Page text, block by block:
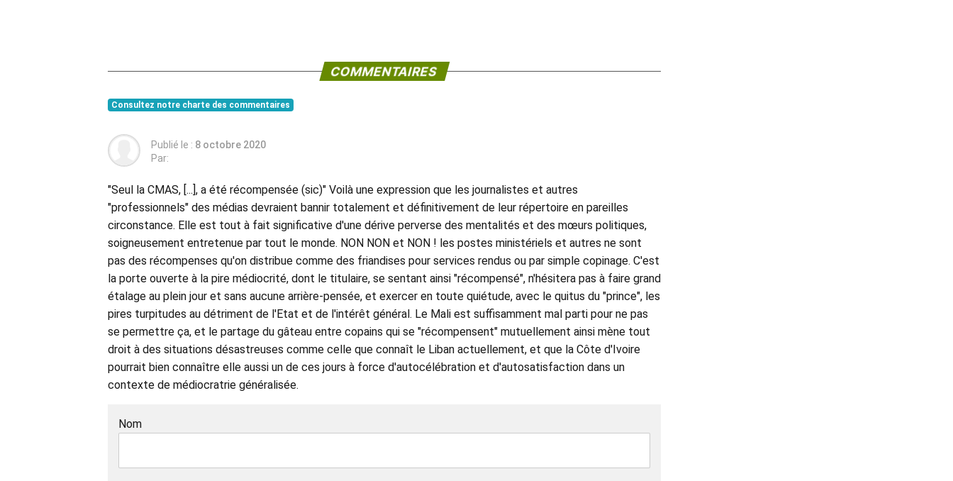
COMMENTAIRES
Consultez notre charte des commentaires
Publié le : 8 octobre 2020
Par:
"Seul la CMAS, [...], a été récompensée (sic)" Voilà une expression que les journalistes et autres
"professionnels" des médias devraient bannir totalement et définitivement de leur répertoire en pareilles
circonstance. Elle est tout à fait significative d'une dérive perverse des mentalités et des mœurs politiques,
soigneusement entretenue par tout le monde. NON NON et NON ! les postes ministériels et autres ne sont
pas des récompenses qu'on distribue comme des friandises pour services rendus ou par simple copinage. C'est
la porte ouverte à la pire médiocrité, dont le titulaire, se sentant ainsi "récompensé", n'hésitera pas à faire grand
étalage au plein jour et sans aucune arrière-pensée, et exercer en toute quiétude, avec le quitus du "prince", les
pires turpitudes au détriment de l'Etat et de l'intérêt général. Le Mali est suffisamment mal parti pour ne pas
se permettre ça, et le partage du gâteau entre copains qui se "récompensent" mutuellement ainsi mène tout
droit à des situations désastreuses comme celle que connaît le Liban actuellement, et que la Côte d'Ivoire
pourrait bien connaître elle aussi un de ces jours à force d'autocélébration et d'autosatisfaction dans un
contexte de médiocratrie généralisée.
Nom